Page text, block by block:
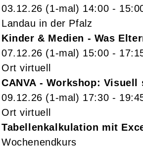
03.12.26 (1-mal) 14:00 -
Landau in der Pfalz
Kinder & Medien - Was
07.12.26 (1-mal) 15:00 -
Ort virtuell
CANVA - Workshop:
09.12.26 (1-mal) 17:30 -
Ort virtuell
Tabellenkalkulation mit
Wochenendkurs